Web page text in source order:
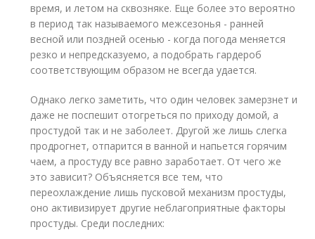
время, и летом на сквозняке. Еще более это вероятно
в период так называемого межсезонья - ранней
весной или поздней осенью - когда погода меняется
резко и непредсказуемо, а подобрать гардероб
соответствующим образом не всегда удается.
Однако легко заметить, что один человек замерзнет и
даже не поспешит отогреться по приходу домой, а
простудой так и не заболеет. Другой же лишь слегка
продрогнет, отпарится в ванной и напьется горячим
чаем, а простуду все равно заработает. От чего же
это зависит? Объясняется все тем, что
переохлаждение лишь пусковой механизм простуды,
оно активизирует другие неблагоприятные факторы
простуды. Среди последних: